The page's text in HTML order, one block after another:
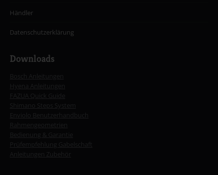
Händler
Datenschutzerklärung
Downloads
Bosch Anleitungen
Hyena Anleitungen
FAZUA Quick Guide
Shimano Steps System
Enviolo Benutzerhandbuch
Rahmengeometrien
Bedienung & Garantie
Prüfempfehlung Gabelschaft
Anleitungen Zubehör